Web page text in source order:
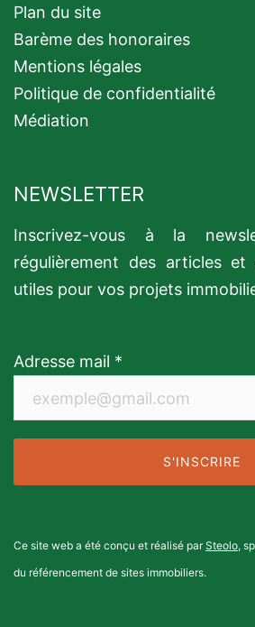
Plan du site
Barème des honoraires
Mentions légales
Politique de confidentialité
Médiation
NEWSLETTER
Inscrivez-vous à la
régulièrement des articles et
utiles pour vos projets
Adresse mail *
Ce site web a été conçu et réalisé parSteolo,
du référencement de sites immobiliers.